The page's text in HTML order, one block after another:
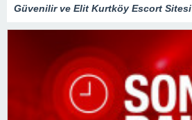
Güvenilir ve Elit Kurtköy Escort Sitesi